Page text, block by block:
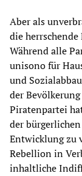
Aber als
die
Während alle
unisono für
und
der
Piratenpartei
der
Entwicklung zu
Rebellion in
inhaltliche